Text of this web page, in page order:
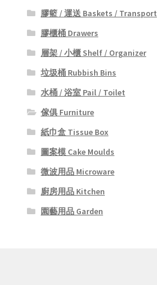
膠籃 / 運送 Baskets / Transport
膠櫃桶 Drawers
層架 / 小櫃 Shelf / Organizer
垃圾桶 Rubbish Bins
水桶 / 浴室 Pail / Toilet
傢俱 Furniture
紙巾盒 Tissue Box
圖案模 Cake Moulds
微波用品 Microware
廚房用品 Kitchen
園藝用品 Garden